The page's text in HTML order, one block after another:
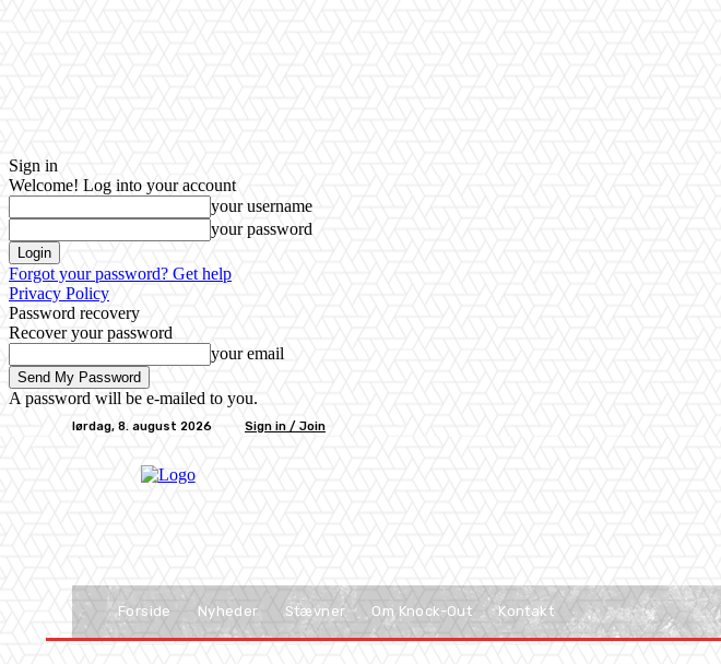
Sign in
Welcome! Log into your account
your username
your password
Forgot your password? Get help
Privacy Policy
Password recovery
Recover your password
your email
A password will be e-mailed to you.
lørdag, 8. august 2026 Sign in / Join
Forside Nyheder Stævner Om Knock-Out Kontakt